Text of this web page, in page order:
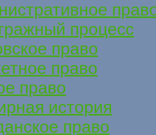
процесс
право
право
право
история
право